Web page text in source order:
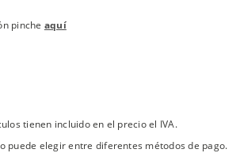
pinche aquí
tienen incluido en el precio el IVA.
puede elegir entre diferentes métodos de pago.